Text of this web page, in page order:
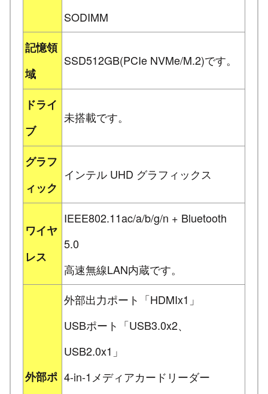
SODIMM
記憶領
域
SSD512GB(PCIe NVMe/M.2)です。
ドライ
ブ
未搭載です。
グラフ
ィック
インテル UHD グラフィックス
ワイヤ
レス
IEEE802.11ac/a/b/g/n + Bluetooth
5.0
高速無線LAN内蔵です。
外部ポ
外部出力ポート「HDMIx1」
USBポート「USB3.0x2、
USB2.0x1」
4-in-1メディアカードリーダー